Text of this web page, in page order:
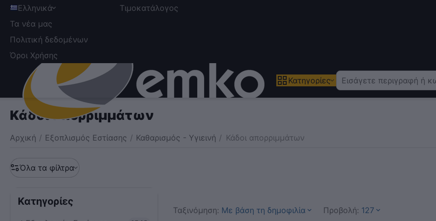
Ελληνικά
Τιμοκατάλογος
Τα νέα μας
Πολιτική δεδομένων
Όροι Χρήσης
Κατηγορίες
Κάδοι απορριμμάτων
Αρχική / Εξοπλισμός Εστίασης / Καθαρισμός - Υγιεινή / Κάδοι απορριμμάτων
Όλα τα φίλτρα
Ταξινόμηση: Με βάση τη δημοφιλία Προβολή: 127
Κατηγορίες